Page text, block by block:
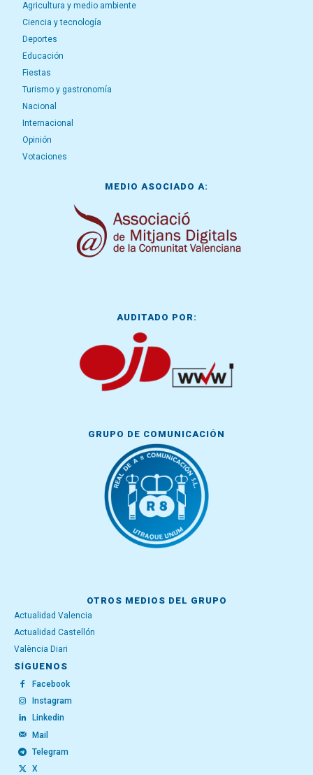
Agricultura y medio ambiente
Ciencia y tecnología
Deportes
Educación
Fiestas
Turismo y gastronomía
Nacional
Internacional
Opinión
Votaciones
MEDIO ASOCIADO A:
AUDITADO POR:
GRUPO DE COMUNICACIÓN
OTROS MEDIOS DEL GRUPO
Actualidad Valencia
Actualidad Castellón
València Diari
SÍGUENOS
Facebook
Instagram
Linkedin
Mail
Telegram
X